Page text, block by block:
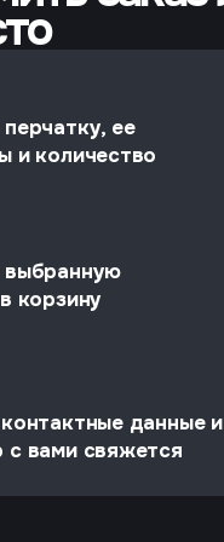
доставки
из города Иваново
компаниями
линии | КИТ | ПЭК |
| Энергия
транспортом до
от объёма
партиями
перчаток.